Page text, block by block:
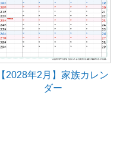
【2028年2月】家族カレン
ダー